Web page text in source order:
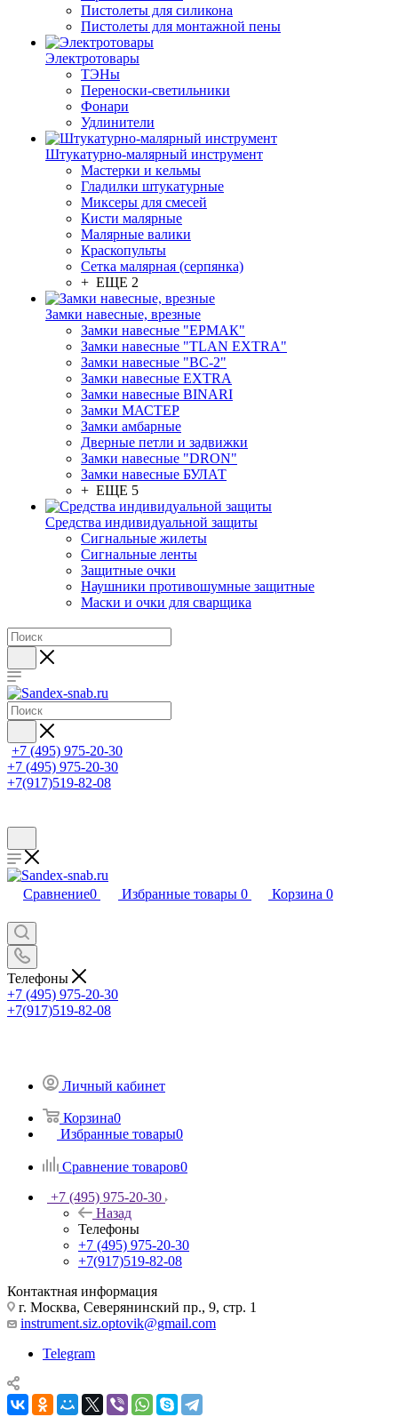
Пистолеты для силикона
Пистолеты для монтажной пены
Электротовары
ТЭНы
Переноски-светильники
Фонари
Удлинители
Штукатурно-малярный инструмент
Мастерки и кельмы
Гладилки штукатурные
Миксеры для смесей
Кисти малярные
Малярные валики
Краскопульты
Сетка малярная (серпянка)
+ ЕЩЕ 2
Замки навесные, врезные
Замки навесные "ЕРМАК"
Замки навесные "TLAN EXTRA"
Замки навесные "ВС-2"
Замки навесные EXTRA
Замки навесные BINARI
Замки МАСТЕР
Замки амбарные
Дверные петли и задвижки
Замки навесные "DRON"
Замки навесные БУЛАТ
+ ЕЩЕ 5
Средства индивидуальной защиты
Сигнальные жилеты
Сигнальные ленты
Защитные очки
Наушники противошумные защитные
Маски и очки для сварщика
+7 (495) 975-20-30
+7 (495) 975-20-30
+7(917)519-82-08
Сравнение0 Избранные товары 0 Корзина 0
Телефоны
+7 (495) 975-20-30
+7(917)519-82-08
Личный кабинет
Корзина0
Избранные товары0
Сравнение товаров0
+7 (495) 975-20-30
Назад
Телефоны
+7 (495) 975-20-30
+7(917)519-82-08
Контактная информация
г. Москва, Северянинский пр., 9, стр. 1
instrument.siz.optovik@gmail.com
Telegram